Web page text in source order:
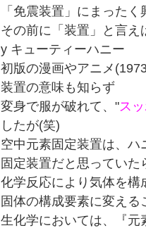
「免震装置」にまった
その前に「装置」と言え
y キューティーハニー
初版の漫画やアニメ
装置の意味も知らず
変身で服が破れて、"ス
したが(笑)
空中元素固定装置は、
固定装置だと思っていた
化学反応により気体を
固体の構成要素に変える
生化学においては、『